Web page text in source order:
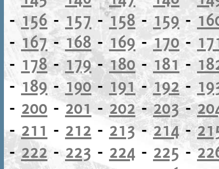
-156 -157 -158 - 159 -
- 167-168 - 169-170 -
- 178-179-180 - 181 -
- 189 -190- 191-192-
- 200 -201 -202-203-
- 211 - 212 - 213-214-
-222-223 - 224 - 225-